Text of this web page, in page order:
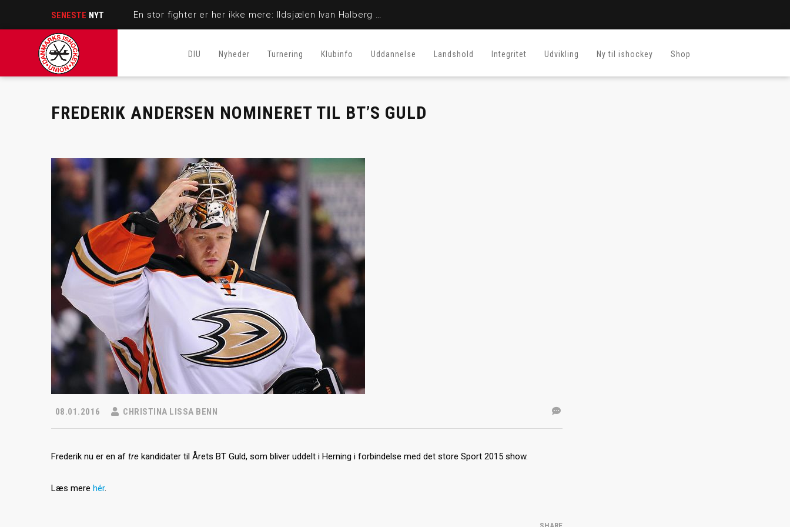
SENESTE NYT En stor fighter er her ikke mere: Ildsjælen Ivan Halberg er afgået ved døden
DIU Nyheder Turnering Klubinfo Uddannelse Landshold Integritet Udvikling Ny til ishockey Shop
FREDERIK ANDERSEN NOMINERET TIL BT’S GULD
08.01.2016 CHRISTINA LISSA BENN
Frederik nu er en af tre kandidater til Årets BT Guld, som bliver uddelt i Herning i forbindelse med det store Sport 2015 show.
Læs mere hér.